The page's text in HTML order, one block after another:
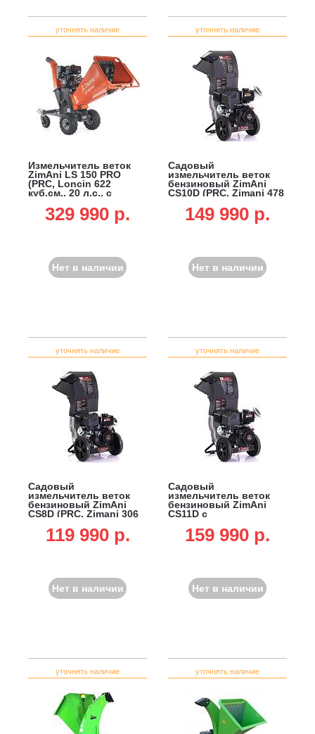
уточнять наличие
Измельчитель веток
ZimAni LS 150 PRO
(PRC, Loncin 622
куб.см., 20 л.с., с
ветки до 150 мм,
двуосный прицеп, 252
329 990 p.
Нет в наличии
уточнять наличие
Садовый
измельчитель веток
бензиновый ZimAni
CS10D (PRC, Zimani 478
мм, 87 кг)
149 990 p.
Нет в наличии
уточнять наличие
Садовый
измельчитель веток
бензиновый ZimAni
CS8D (PRC, Zimani 306
79 кг)119 990 p.
Нет в наличии
уточнять наличие
Садовый
измельчитель веток
бензиновый ZimAni
CS11D с
Zimani 478 куб.см.,
ветки до 125 мм, 87 кг)
159 990 p.
Нет в наличии
уточнять наличие уточнять наличие